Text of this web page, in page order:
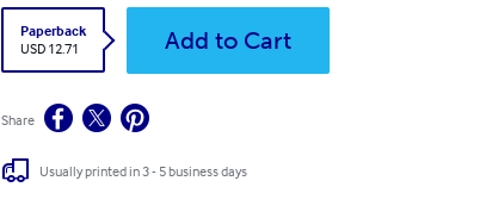
Paperback
USD 12.71
Add to Cart
Share
Usually printed in 3 - 5 business days